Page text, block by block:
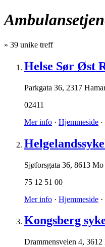
» 39 unike treff
Helse Sør Øst
Parkgata 36, 2317
02411
Mer info · Hjemmeside ·
Sjøforsgata 36, 8613 Mo
75 12 51 00
Mer info · Hjemmeside ·
Kongsberg
Drammensveien 4, 3612